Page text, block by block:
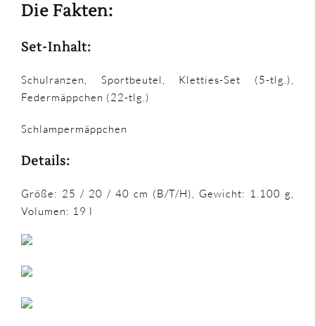
Die Fakten:
Set-Inhalt:
Schulranzen, Sportbeutel, Kletties-Set (5-tlg.),
Federmäppchen (22-tlg.)
Schlampermäppchen
Details:
Größe: 25 / 20 / 40 cm (B/T/H), Gewicht: 1.100 g,
Volumen: 19 l